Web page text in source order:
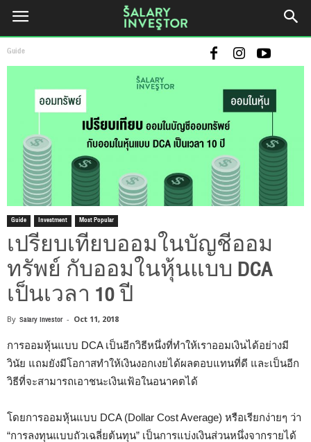
Guide
Guide Investment Most Popular
เปรียบเทียบออมในบัญชีออม
ทรัพย์ กับออมในหุ้นแบบ DCA
เป็นเวลา 10 ปี
By Salary Investor - Oct 11, 2018
การออมหุ้นแบบ DCA เป็นอีกวิธีหนึ่งที่ทำให้เราออมเงินได้อย่างมี
วินัย แถมยังมีโอกาสทำให้เงินงอกเงยได้ผลตอบแทนที่ดี และเป็นอีก
วิธีที่จะสามารถเอาชนะเงินเฟ้อในอนาคตได้
โดยการออมหุ้นแบบ DCA (Dollar Cost Average) หรือเรียกง่ายๆ ว่า
“การลงทุนแบบถัวเฉลี่ยต้นทุน” เป็นการแบ่งเงินส่วนหนึ่งจากรายได้